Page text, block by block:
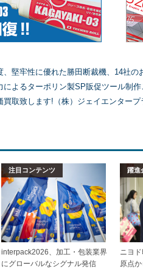
、堅牢性に優れた勝田断裁機、14社の
によるターポリン製SP販促ツール制作
買取致します!（株）ジェイエンタープ
注目コンテンツ
interpack2026、加工・包装業界
にグローバルなシグナル発信
躍進
ニヨ
原点